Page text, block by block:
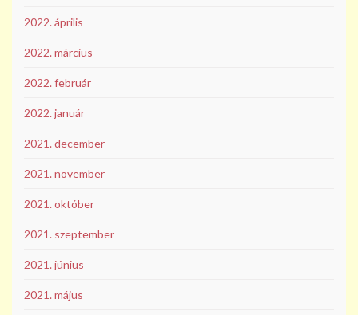
2022. április
2022. március
2022. február
2022. január
2021. december
2021. november
2021. október
2021. szeptember
2021. június
2021. május